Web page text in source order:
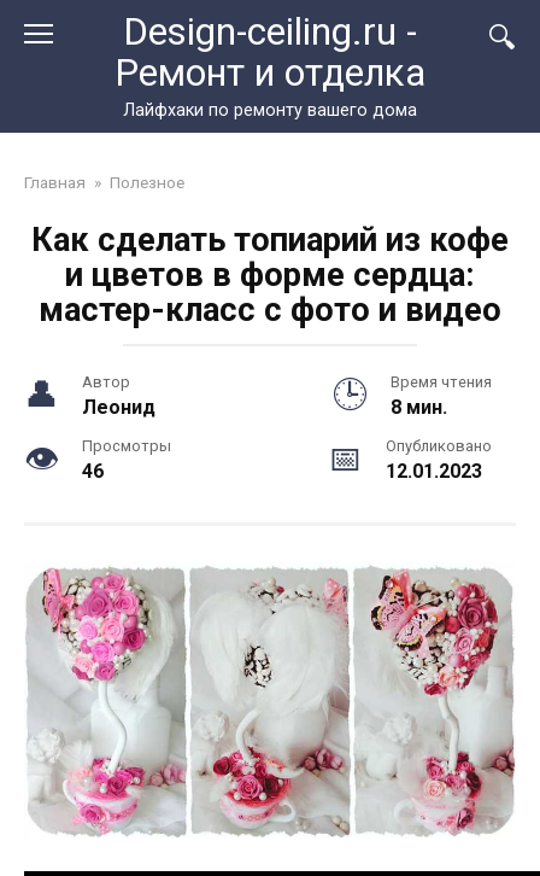
Design-ceiling.ru -
Ремонт и отделка
Лайфхаки по ремонту вашего дома
Главная » Полезное
Как сделать топиарий из кофе
и цветов в форме сердца:
мастер-класс с фото и видео
Автор
Леонид
Время чтения
8 мин.
Просмотры
46
Опубликовано
12.01.2023